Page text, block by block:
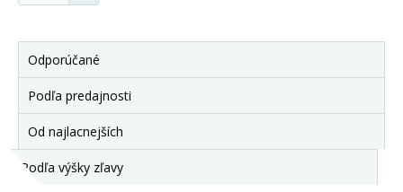
Odporúčané
Podľa predajnosti
Od najlacnejších
Podľa výšky zľavy